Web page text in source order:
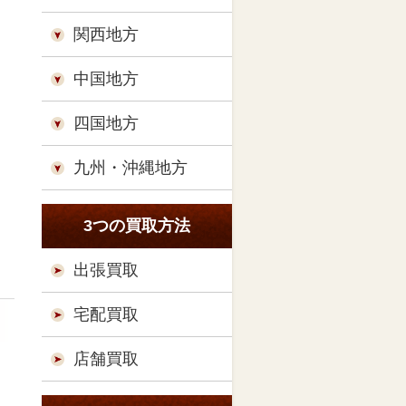
関西地方
中国地方
四国地方
九州・沖縄地方
3つの買取方法
出張買取
宅配買取
店舗買取